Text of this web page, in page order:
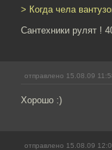
> Когда чела
Сантехники рулят !
отправлено 15.08.09
Хорошо :)
отправлено 15.08.09